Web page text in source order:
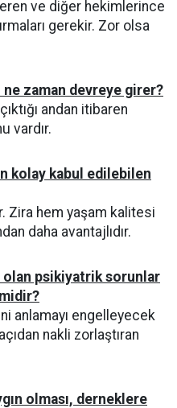
ve diğer hekimlerince
gerekir. Zor olsa
zaman devreye girer?
andan itibaren
vardır.
kolay kabul edilebilen
Zira hem yaşam kalitesi
daha avantajlıdır.
olan psikiyatrik sorunlar
anlamayı engelleyecek
nakli zorlaştıran
olması, derneklere